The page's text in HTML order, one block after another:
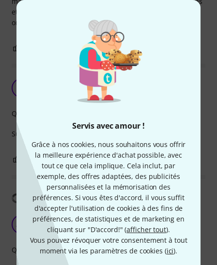
Servis avec amour !
Grâce à nos cookies, nous souhaitons vous offrir
la meilleure expérience d'achat possible, avec
tout ce que cela implique. Cela inclut, par
exemple, des offres adaptées, des publicités
personnalisées et la mémorisation des
préférences. Si vous êtes d'accord, il vous suffit
d'accepter l'utilisation de cookies à des fins de
préférences, de statistiques et de marketing en
cliquant sur "D'accord!" (afficher tout).
Vous pouvez révoquer votre consentement à tout
moment via les paramètres de cookies (ici).
et accessoires, tout est ok, mais les attaches de la sangles
ont lâché au bout de 1 mois, à peine. Donc pas top
SIGNALER L'ÉVALUATION
Un produit au top !
GiDiCi 05.02.2024
Super sac de transport, ultra solide
Qualité de fabrication
0 SIGNALER L'ÉVALUATION
Afficher la traduction
AM amazing quality
Ahmed Mostafa 23.07.2022
Qualité de fabrication